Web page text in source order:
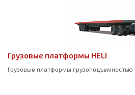
Грузовые платформы HELI
Грузовые платформы грузоподъемностью